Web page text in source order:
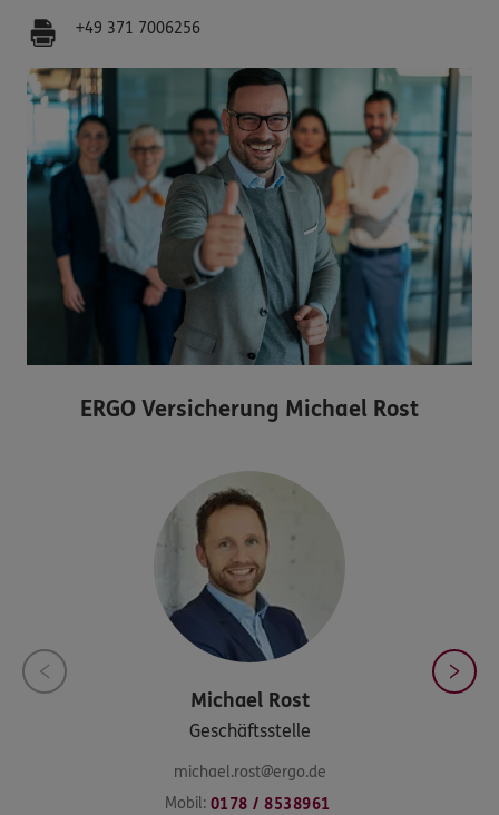
+49 371 7006256
ERGO Versicherung Michael Rost
Michael Rost
Geschäftsstelle
michael.rost@ergo.de
Mobil: 0178 / 8538961